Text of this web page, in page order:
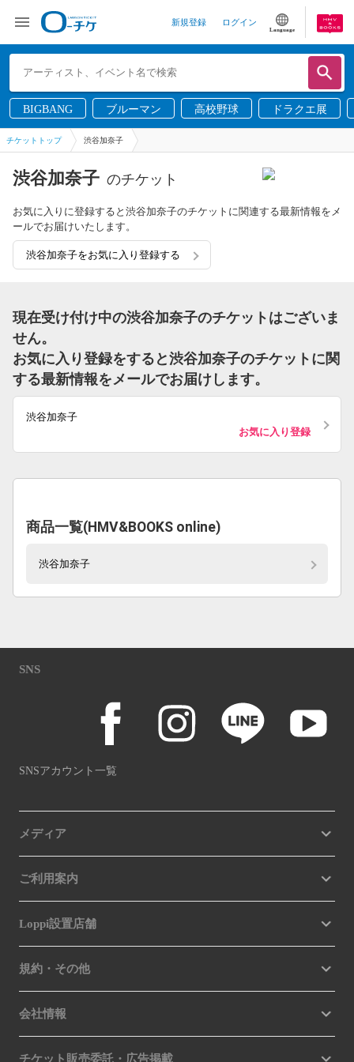
新規登録 ログイン
Language
BIGBANG ブルーマン 高校野球 ドラクエ展
チケットトップ 渋谷加奈子
渋谷加奈子 のチケット
お気に入りに登録すると渋谷加奈子のチケットに関連する最新情報をメ
ールでお届けいたします。
渋谷加奈子をお気に入り登録する
現在受け付け中の渋谷加奈子のチケットはございま
せん。
お気に入り登録をすると渋谷加奈子のチケットに関
する最新情報をメールでお届けします。
渋谷加奈子
お気に入り登録
商品一覧(HMV&BOOKS online)
渋谷加奈子
SNS
SNSアカウント一覧
メディア
ご利用案内
Loppi設置店舗
規約・その他
会社情報
チケット販売委託・広告掲載